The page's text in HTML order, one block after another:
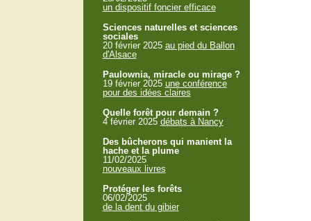
un dispositif foncier efficace
Sciences naturelles et sciences
sociales
20 février 2025 au pied du Ballon
d'Alsace
Paulownia, miracle ou mirage ?
19 février 2025 une conférence
pour des idées claires
Quelle forêt pour demain ?
4 février 2025 débats à Nancy
Des bûcherons qui manient la
hache et la plume
11/02/2025
nouveaux livres
Protéger les forêts
06/02/2025
de la dent du gibier